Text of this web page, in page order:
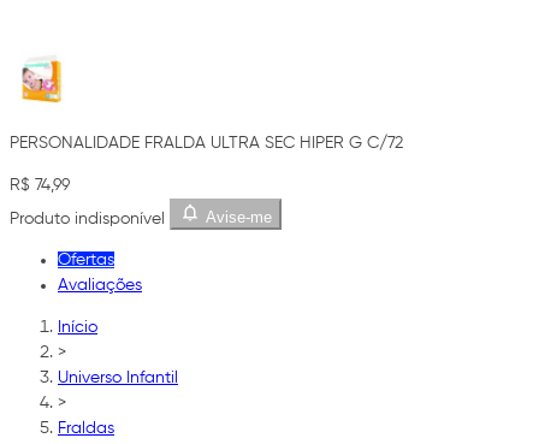
PERSONALIDADE FRALDA ULTRA SEC HIPER G C/72
R$ 74,99
Produto indisponível
Avise-me
Ofertas
Avaliações
Início
>
Universo Infantil
>
Fraldas